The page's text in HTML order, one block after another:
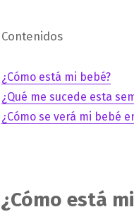
Contenidos
¿Cómo está mi bebé?
¿Qué me sucede esta
¿Cómo se verá mi bebé
¿Cómo está